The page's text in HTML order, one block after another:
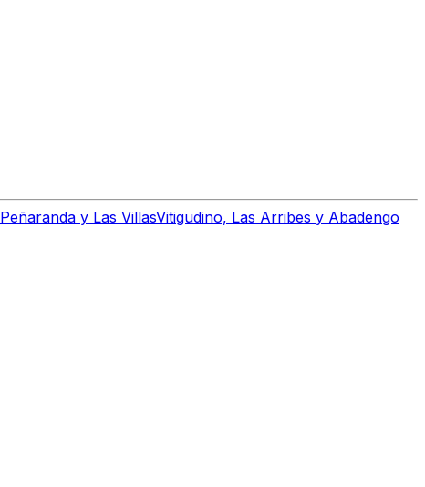
Peñaranda y Las VillasVitigudino, Las Arribes y Abadengo